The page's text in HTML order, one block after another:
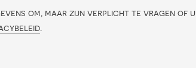
om, maar zijn verplicht te vragen of u
.